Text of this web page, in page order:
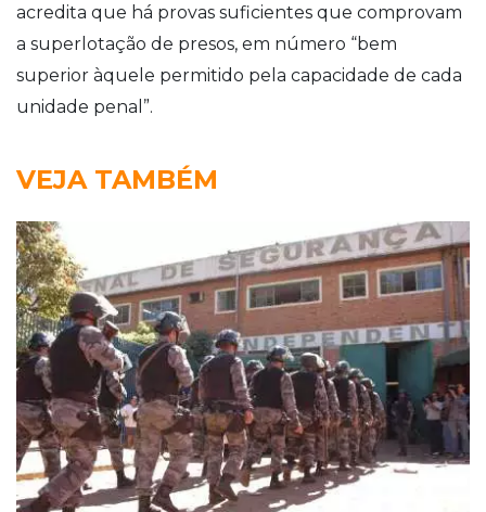
acredita que há provas suficientes que comprovam
a superlotação de presos, em número “bem
superior àquele permitido pela capacidade de cada
unidade penal”.
VEJA TAMBÉM